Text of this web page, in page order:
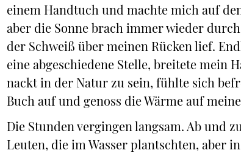
einem Handtuch und machte mich auf
aber die Sonne brach immer wieder
der Schweiß über meinen Rücken lief.
eine abgeschiedene Stelle, breitete mein
nackt in der Natur zu sein, fühlte sich
Buch auf und genoss die Wärme auf
Die Stunden vergingen langsam. Ab und
Leuten, die im Wasser plantschten, aber